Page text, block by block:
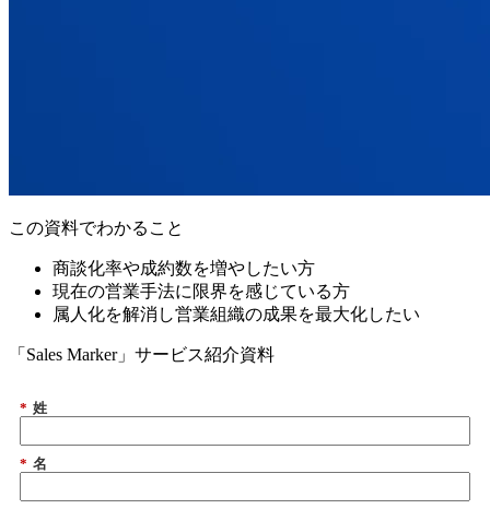
この資料でわかること
商談化率や成約数を増やしたい方
現在の営業手法に限界を感じている方
属人化を解消し営業組織の成果を最大化したい
「Sales Marker」サービス紹介資料
* 姓
* 名